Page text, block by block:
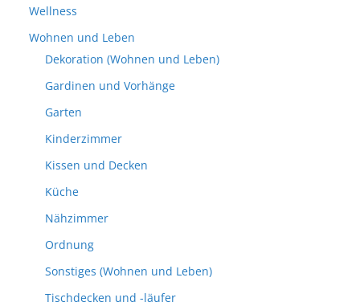
Wellness
Wohnen und Leben
Dekoration (Wohnen und Leben)
Gardinen und Vorhänge
Garten
Kinderzimmer
Kissen und Decken
Küche
Nähzimmer
Ordnung
Sonstiges (Wohnen und Leben)
Tischdecken und -läufer